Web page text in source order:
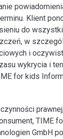
Klient
do
w
i
wykrycia i
for kids
TIME
GmbH